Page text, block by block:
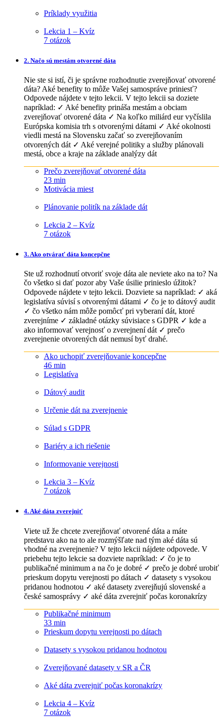
Príklady využitia
Lekcia 1 – Kvíz
7 otázok
2. Načo sú mestám otvorené dáta
Nie ste si istí, či je správne rozhodnutie zverejňovať otvorené
dáta? Aké benefity to môže Vašej samospráve priniesť?
Odpovede nájdete v tejto lekcii. V tejto lekcii sa doziete
napríklad: ✓ Aké benefity prináša mestám a obciam
zverejňovať otvorené dáta ✓ Na koľko miliárd eur vyčíslila
Európska komisia trh s otvorenými dátami ✓ Aké okolnosti
viedli mestá na Slovensku začať so zverejňovaním
otvorených dát ✓ Aké verejné politiky a služby plánovali
mestá, obce a kraje na základe analýzy dát
Prečo zverejňovať otvorené dáta
23 min
Motivácia miest
Plánovanie politík na základe dát
Lekcia 2 – Kvíz
7 otázok
3. Ako otvárať dáta koncepčne
Ste už rozhodnutí otvoriť svoje dáta ale neviete ako na to? Na
čo všetko si dať pozor aby Vaše úsilie prinieslo úžitok?
Odpovede nájdete v tejto lekcii. Dozviete sa napríklad: ✓ aká
legislatíva súvisí s otvorenými dátami ✓ čo je to dátový audit
✓ čo všetko nám môže pomôcť pri vyberaní dát, ktoré
zverejníme ✓ základné otázky súvisiace s GDPR ✓ kde a
ako informovať verejnosť o zverejnení dát ✓ prečo
zverejnenie otvorených dát nemusí byť drahé.
Ako uchopiť zverejňovanie koncepčne
46 min
Legislatíva
Dátový audit
Určenie dát na zverejnenie
Súlad s GDPR
Bariéry a ich riešenie
Informovanie verejnosti
Lekcia 3 – Kvíz
7 otázok
4. Aké dáta zverejniť
Viete už že chcete zverejňovať otvorené dáta a máte
predstavu ako na to ale rozmýšľate nad tým aké dáta sú
vhodné na zverejnenie? V tejto lekcii nájdete odpovede. V
priebehu tejto lekcie sa dozviete napríklad: ✓ čo je to
publikačné minimum a na čo je dobré ✓ prečo je dobré urobiť
prieskum dopytu verejnosti po dátach ✓ datasety s vysokou
pridanou hodnotou ✓ aké datasety zverejňujú slovenské a
české samosprávy ✓ aké dáta zverejniť počas koronakrízy
Publikačné minimum
33 min
Prieskum dopytu verejnosti po dátach
Datasety s vysokou pridanou hodnotou
Zverejňované datasety v SR a ČR
Aké dáta zverejniť počas koronakrízy
Lekcia 4 – Kvíz
7 otázok